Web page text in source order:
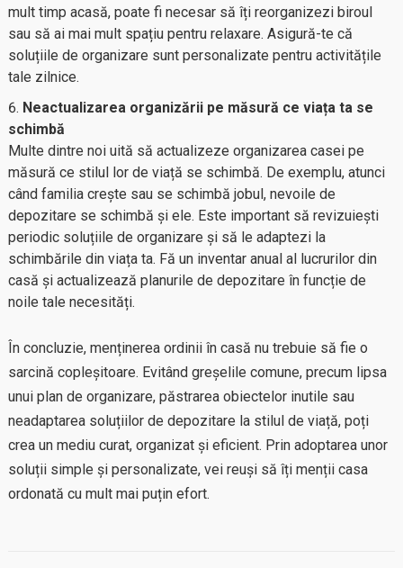
mult timp acasă, poate fi necesar să îți reorganizezi biroul
sau să ai mai mult spațiu pentru relaxare. Asigură-te că
soluțiile de organizare sunt personalizate pentru activitățile
tale zilnice.
Neactualizarea organizării pe măsură ce viața ta se
schimbă
Multe dintre noi uită să actualizeze organizarea casei pe
măsură ce stilul lor de viață se schimbă. De exemplu, atunci
când familia crește sau se schimbă jobul, nevoile de
depozitare se schimbă și ele. Este important să revizuiești
periodic soluțiile de organizare și să le adaptezi la
schimbările din viața ta. Fă un inventar anual al lucrurilor din
casă și actualizează planurile de depozitare în funcție de
noile tale necesități.
În concluzie, menținerea ordinii în casă nu trebuie să fie o
sarcină copleșitoare. Evitând greșelile comune, precum lipsa
unui plan de organizare, păstrarea obiectelor inutile sau
neadaptarea soluțiilor de depozitare la stilul de viață, poți
crea un mediu curat, organizat și eficient. Prin adoptarea unor
soluții simple și personalizate, vei reuși să îți menții casa
ordonată cu mult mai puțin efort.